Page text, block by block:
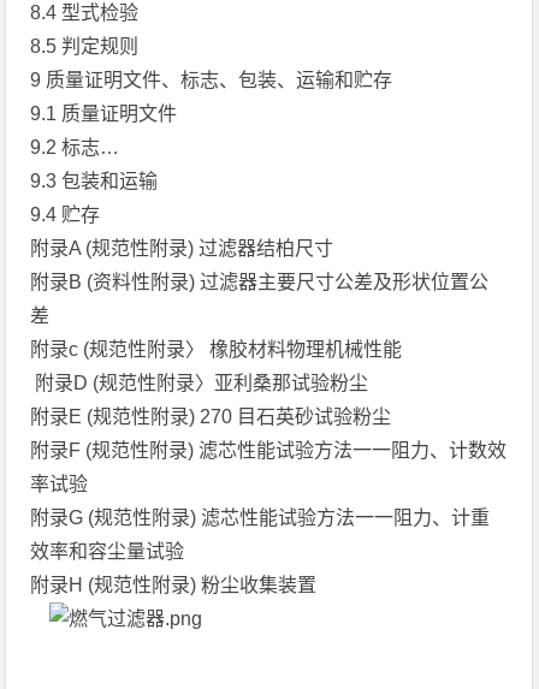
8.4 型式检验
8.5 判定规则
9 质量证明文件、标志、包装、运输和贮存
9.1 质量证明文件
9.2 标志…
9.3 包装和运输
9.4 贮存
附录A (规范性附录) 过滤器结柏尺寸
附录B (资料性附录) 过滤器主要尺寸公差及形状位置公
差
附录c (规范性附录〉 橡胶材料物理机械性能
附录D (规范性附录〉亚利桑那试验粉尘
附录E (规范性附录) 270 目石英砂试验粉尘
附录F (规范性附录) 滤芯性能试验方法一一阻力、计数效
率试验
附录G (规范性附录) 滤芯性能试验方法一一阻力、计重
效率和容尘量试验
附录H (规范性附录) 粉尘收集装置